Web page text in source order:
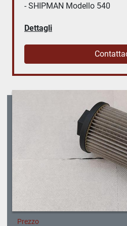
- SHIPMAN Modello 540
Dettagli
Prezzo